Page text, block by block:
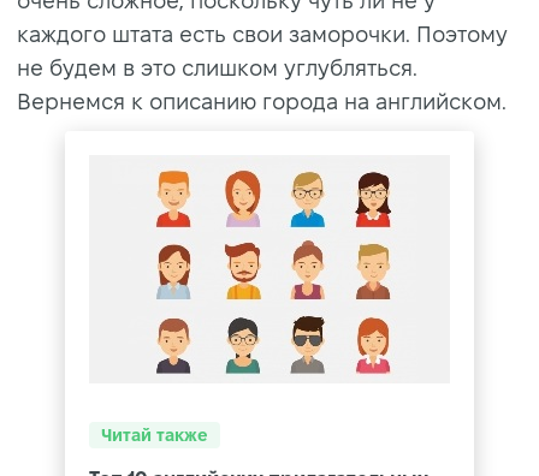
каждого штата есть свои заморочки. Поэтому
не будем в это слишком углубляться.
Вернемся к описанию города на английском.
Читай также